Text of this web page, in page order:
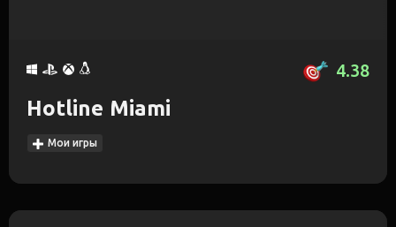
4.38
Hotline Miami
Мои игры